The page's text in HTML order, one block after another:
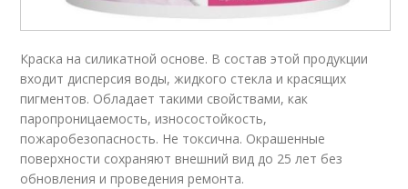
Краска на силикатной основе. В состав этой продукции
входит дисперсия воды, жидкого стекла и красящих
пигментов. Обладает такими свойствами, как
паропроницаемость, износостойкость,
пожаробезопасность. Не токсична. Окрашенные
поверхности сохраняют внешний вид до 25 лет без
обновления и проведения ремонта.